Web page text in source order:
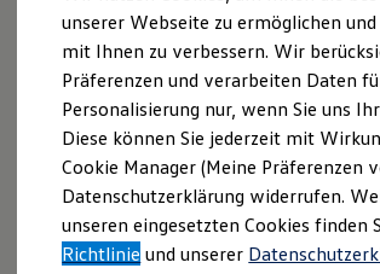
springen
springenENERGY Sondermodelle
Nutzfahrzeuge
SUV und CUV
Familienautos
Kombis
Kompaktwagen
Sportwagen
Schnell verfügbare Fahrzeuge
Angebote und Produkte
Aktuelle Angebote
E-Auto-Förderung
Volkswagen Marktplatz
unserer Webseite zu ermöglichen
mit Ihnen zu verbessern. Wir
Präferenzen und verarbeiten Daten
Personalisierung nur, wenn Sie uns
Diese können Sie jederzeit mit
Cookie Manager (Meine Präferenzen
Datenschutzerklärung widerrufen.
unseren eingesetzten Cookies finden
Richtlinie und unserer